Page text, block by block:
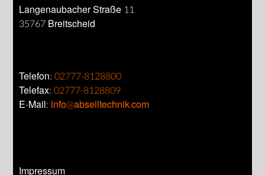
Langenaubacher Straße 11
35767 Breitscheid
Telefon:02777-8128800
Telefax:02777-8128809
E-Mail: info@abseiltechnik.com
Impressum